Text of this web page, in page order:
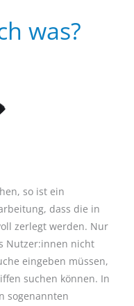
was?
so ist ein
dass die in
zerlegt werden. Nur
Nutzer:innen nicht
eingeben müssen,
suchen können. In
sogenannten